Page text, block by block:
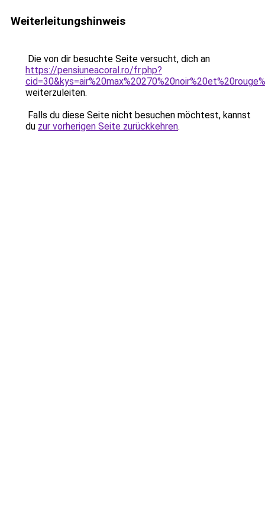
Weiterleitungshinweis
Die von dir besuchte Seite versucht, dich an
https://pensiuneacoral.ro/fr.php?
weiterzuleiten.
Falls du diese Seite nicht besuchen möchtest, kannst
du zur vorherigen Seite zurückkehren.